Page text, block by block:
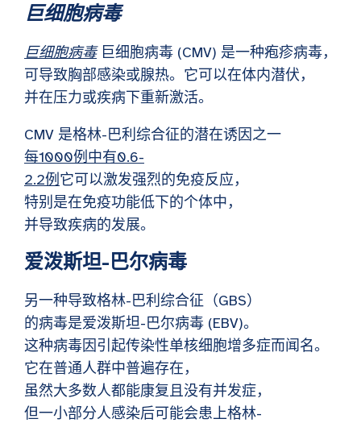
巨细胞病毒
巨细胞病毒巨细胞病毒 (CMV) 是一种疱疹病毒，
可导致胸部感染或腺热。它可以在体内潜伏，
并在压力或疾病下重新激活。
CMV 是格林-巴利综合征的潜在诱因之一
每1000例中有0.6-
2.2例 它可以激发强烈的免疫反应，
特别是在免疫功能低下的个体中，
并导致疾病的发展。
爱泼斯坦-巴尔病毒
另一种导致格林-巴利综合征（GBS）
的病毒是爱泼斯坦-巴尔病毒 (EBV)。
这种病毒因引起传染性单核细胞增多症而闻名。
它在普通人群中普遍存在，
虽然大多数人都能康复且没有并发症，
但一小部分人感染后可能会患上格林-